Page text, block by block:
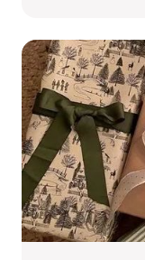
紹介します。